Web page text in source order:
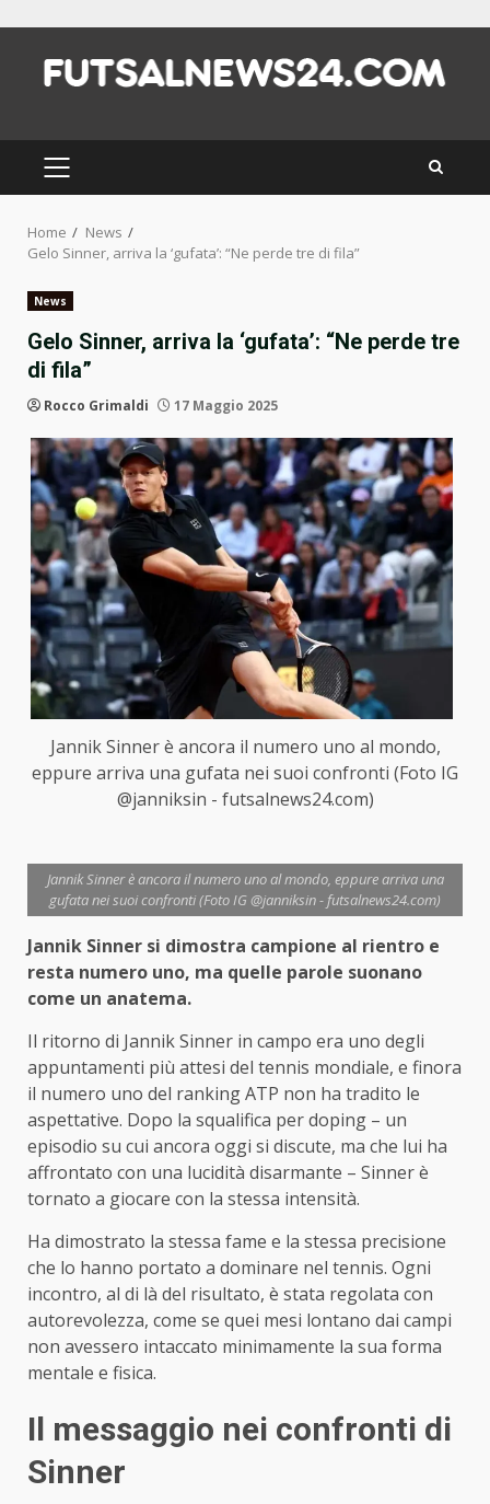
content
PRIMARY
MENU
Home
News
Gelo Sinner, arriva la ‘gufata’: “Ne perde tre di fila”
News
Gelo Sinner, arriva la ‘gufata’: “Ne perde tre
di fila”
Rocco Grimaldi 17 Maggio 2025
Jannik Sinner è ancora il numero uno al mondo,
eppure arriva una gufata nei suoi confronti (Foto IG
@janniksin - futsalnews24.com)
Jannik Sinner è ancora il numero uno al mondo, eppure arriva una
gufata nei suoi confronti (Foto IG @janniksin - futsalnews24.com)
Jannik Sinner si dimostra campione al rientro e
resta numero uno, ma quelle parole suonano
come un anatema.
Il ritorno di Jannik Sinner in campo era uno degli
appuntamenti più attesi del tennis mondiale, e finora
il numero uno del ranking ATP non ha tradito le
aspettative. Dopo la squalifica per doping – un
episodio su cui ancora oggi si discute, ma che lui ha
affrontato con una lucidità disarmante – Sinner è
tornato a giocare con la stessa intensità.
Ha dimostrato la stessa fame e la stessa precisione
che lo hanno portato a dominare nel tennis. Ogni
incontro, al di là del risultato, è stata regolata con
autorevolezza, come se quei mesi lontano dai campi
non avessero intaccato minimamente la sua forma
mentale e fisica.
Il messaggio nei confronti di
Sinner